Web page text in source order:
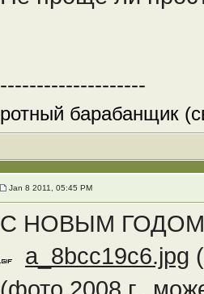
--------------------
ротный барабанщик
Jan 8 2011, 05:45 PM
С НОВЫМ ГОДОМ
a_8bcc19c6.jpg